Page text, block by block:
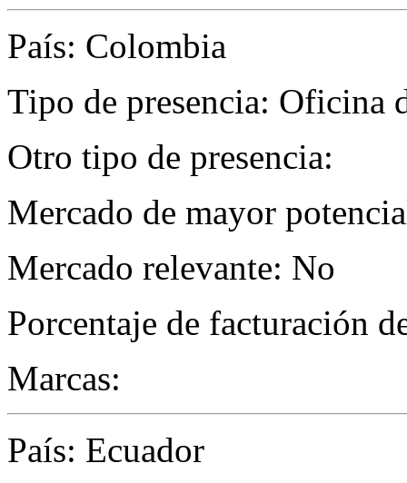
País: Colombia
Tipo de presencia: Oficina
Otro tipo de presencia:
Mercado de mayor
Mercado relevante: No
Porcentaje de facturación
Marcas:
País: Ecuador